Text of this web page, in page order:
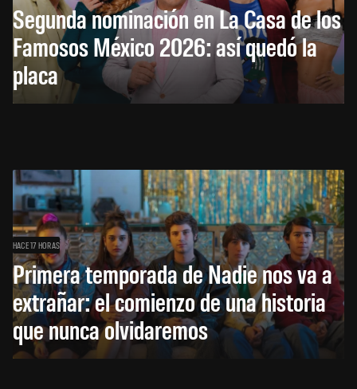
Segunda nominación en La Casa de los
Famosos México 2026: así quedó la
placa
HACE 17 HORAS
Primera temporada de Nadie nos va a
extrañar: el comienzo de una historia
que nunca olvidaremos